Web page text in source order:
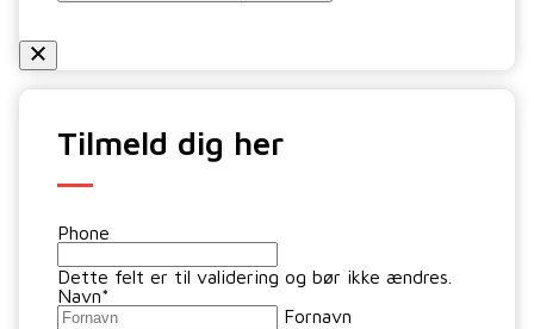
Tilmeld dig her
Phone
Dette felt er til validering og bør ikke ændres.
Navn*
Fornavn